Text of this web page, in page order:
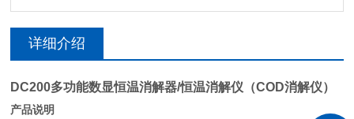
详细介绍
DC200多功能数显恒温消解器/恒温消解仪（COD消解仪）
产品说明